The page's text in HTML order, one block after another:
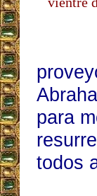
para
todos